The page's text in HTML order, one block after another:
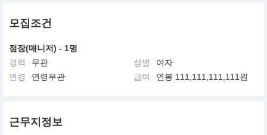
모집조건
점장(매니저) - 1명
경력
무관 성별
여자
연령
연령무관 급여 연봉 111,111,111,111원
근무지정보